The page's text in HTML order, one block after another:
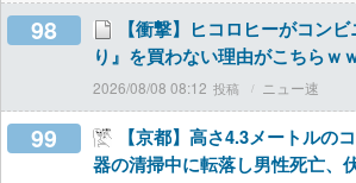
98
【衝撃】ヒコロヒーがコン
り』を買わない理由がこちらｗ
2026/08/08 08:12 ニュー速
99
【京都】高さ4.3メートルの
器の清掃中に転落し男性死亡、